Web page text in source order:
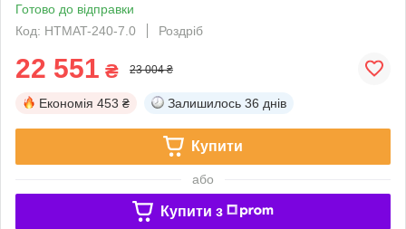
Готово до відправки
Код: HTMAT-240-7.0
Роздріб
22 551 ₴ 23 004 ₴
Економія 453 ₴ Залишилось 36 днів
Купити
або
Купити з